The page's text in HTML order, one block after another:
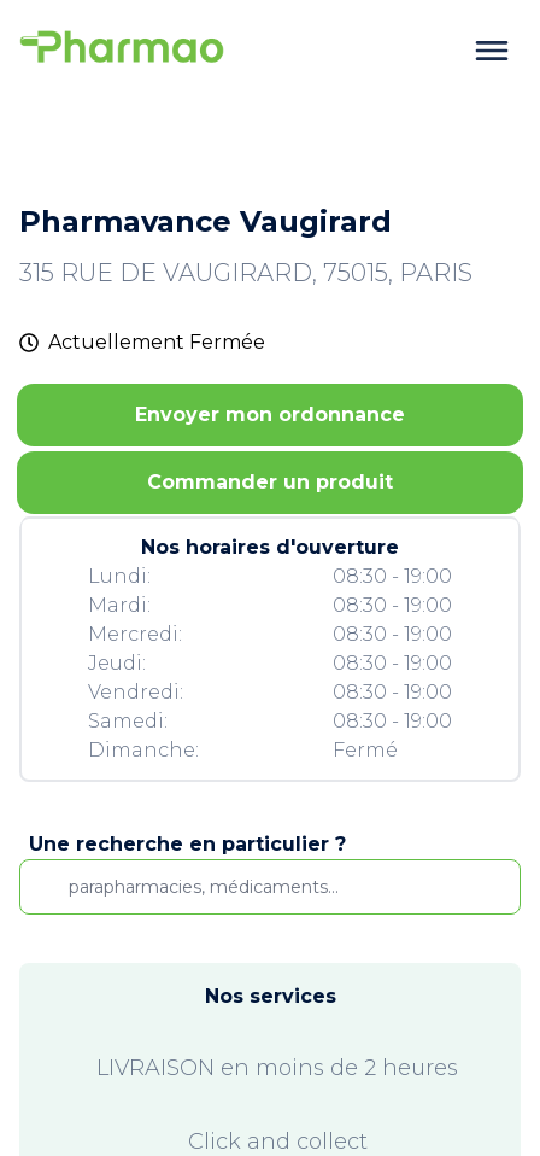
Pharmavance Vaugirard
315 RUE DE VAUGIRARD, 75015, PARIS
Actuellement Fermée
Envoyer mon ordonnance
Commander un produit
Nos horaires d'ouverture
Lundi:
Mardi:
Mercredi:
Jeudi:
Vendredi:
Samedi:
Dimanche:
08:30 - 19:00
08:30 - 19:00
08:30 - 19:00
08:30 - 19:00
08:30 - 19:00
08:30 - 19:00
Fermé
Une recherche en particulier ?
Nos services
LIVRAISON en moins de 2 heures
Click and collect